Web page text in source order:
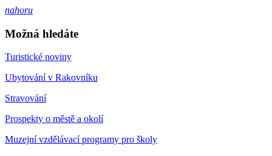
nahoru
Možná hledáte
Turistické noviny
Ubytování v Rakovníku
Stravování
Prospekty o městě a okolí
Muzejní vzdělávací programy pro školy